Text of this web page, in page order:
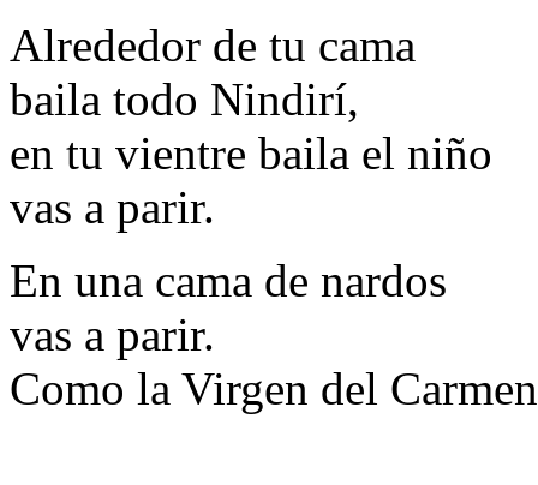
Alrededor de tu cama
baila todo Nindirí,
en tu vientre baila el niño
vas a parir.
En una cama de nardos
vas a parir.
Como la Virgen del